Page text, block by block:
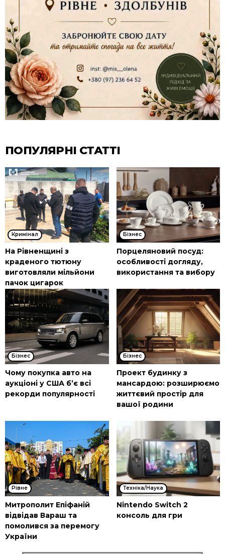
ПОПУЛЯРНІ СТАТТІ
Кримінал
На Рівненщині з
краденого тютюну
виготовляли мільйони
пачок цигарок
Бізнес
Порцеляновий посуд:
особливості догляду,
використання та вибору
Бізнес
Чому покупка авто на
аукціоні у США б’є всі
рекорди популярності
Бізнес
Проект будинку з
мансардою: розширюємо
життєвий простір для
вашої родини
Рівне
Митрополит Епіфаній
відвідав Вараш та
помолився за перемогу
України
Техніка/Наука
Nintendo Switch 2
консоль для гри